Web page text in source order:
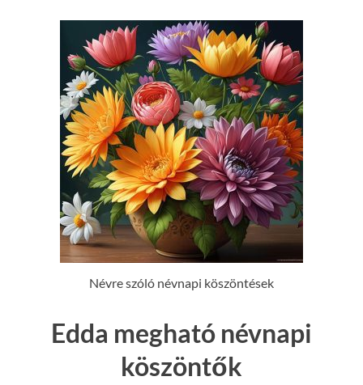
Névre szóló névnapi köszöntések
Edda megható névnapi
köszöntők